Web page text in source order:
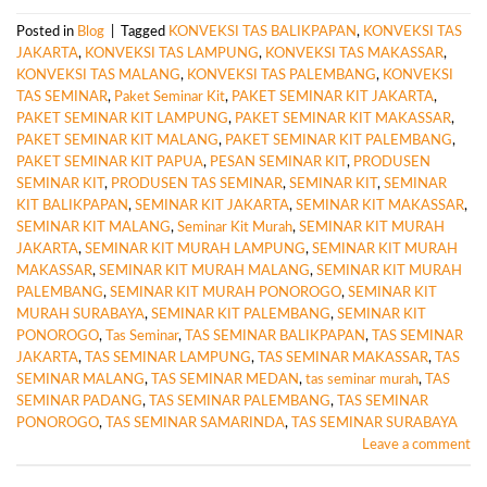
Posted in Blog Tagged KONVEKSI TAS BALIKPAPAN, KONVEKSI TAS
JAKARTA, KONVEKSI TAS LAMPUNG, KONVEKSI TAS MAKASSAR,
KONVEKSI TAS MALANG, KONVEKSI TAS PALEMBANG, KONVEKSI
TAS SEMINAR, Paket Seminar Kit, PAKET SEMINAR KIT JAKARTA,
PAKET SEMINAR KIT LAMPUNG, PAKET SEMINAR KIT MAKASSAR,
PAKET SEMINAR KIT MALANG, PAKET SEMINAR KIT PALEMBANG,
PAKET SEMINAR KIT PAPUA, PESAN SEMINAR KIT , PRODUSEN
SEMINAR KIT , PRODUSEN TAS SEMINAR, SEMINAR KIT , SEMINAR
KIT BALIKPAPAN, SEMINAR KIT JAKARTA, SEMINAR KIT MAKASSAR,
SEMINAR KIT MALANG, Seminar Kit Murah, SEMINAR KIT MURAH
JAKARTA, SEMINAR KIT MURAH LAMPUNG, SEMINAR KIT MURAH
MAKASSAR, SEMINAR KIT MURAH MALANG, SEMINAR KIT MURAH
PALEMBANG, SEMINAR KIT MURAH PONOROGO, SEMINAR KIT
MURAH SURABAYA, SEMINAR KIT PALEMBANG, SEMINAR KIT
PONOROGO, Tas Seminar, TAS SEMINAR BALIKPAPAN,
TAS SEMINAR
JAKARTA, TAS SEMINAR LAMPUNG, TAS SEMINAR MAKASSAR,
TAS
SEMINAR MALANG, TAS SEMINAR MEDAN, tas seminar murah,
TAS
SEMINAR PADANG, TAS SEMINAR PALEMBANG,
TAS SEMINAR
PONOROGO, TAS SEMINAR SAMARINDA,
TAS SEMINAR SURABAYA
Leave a comment